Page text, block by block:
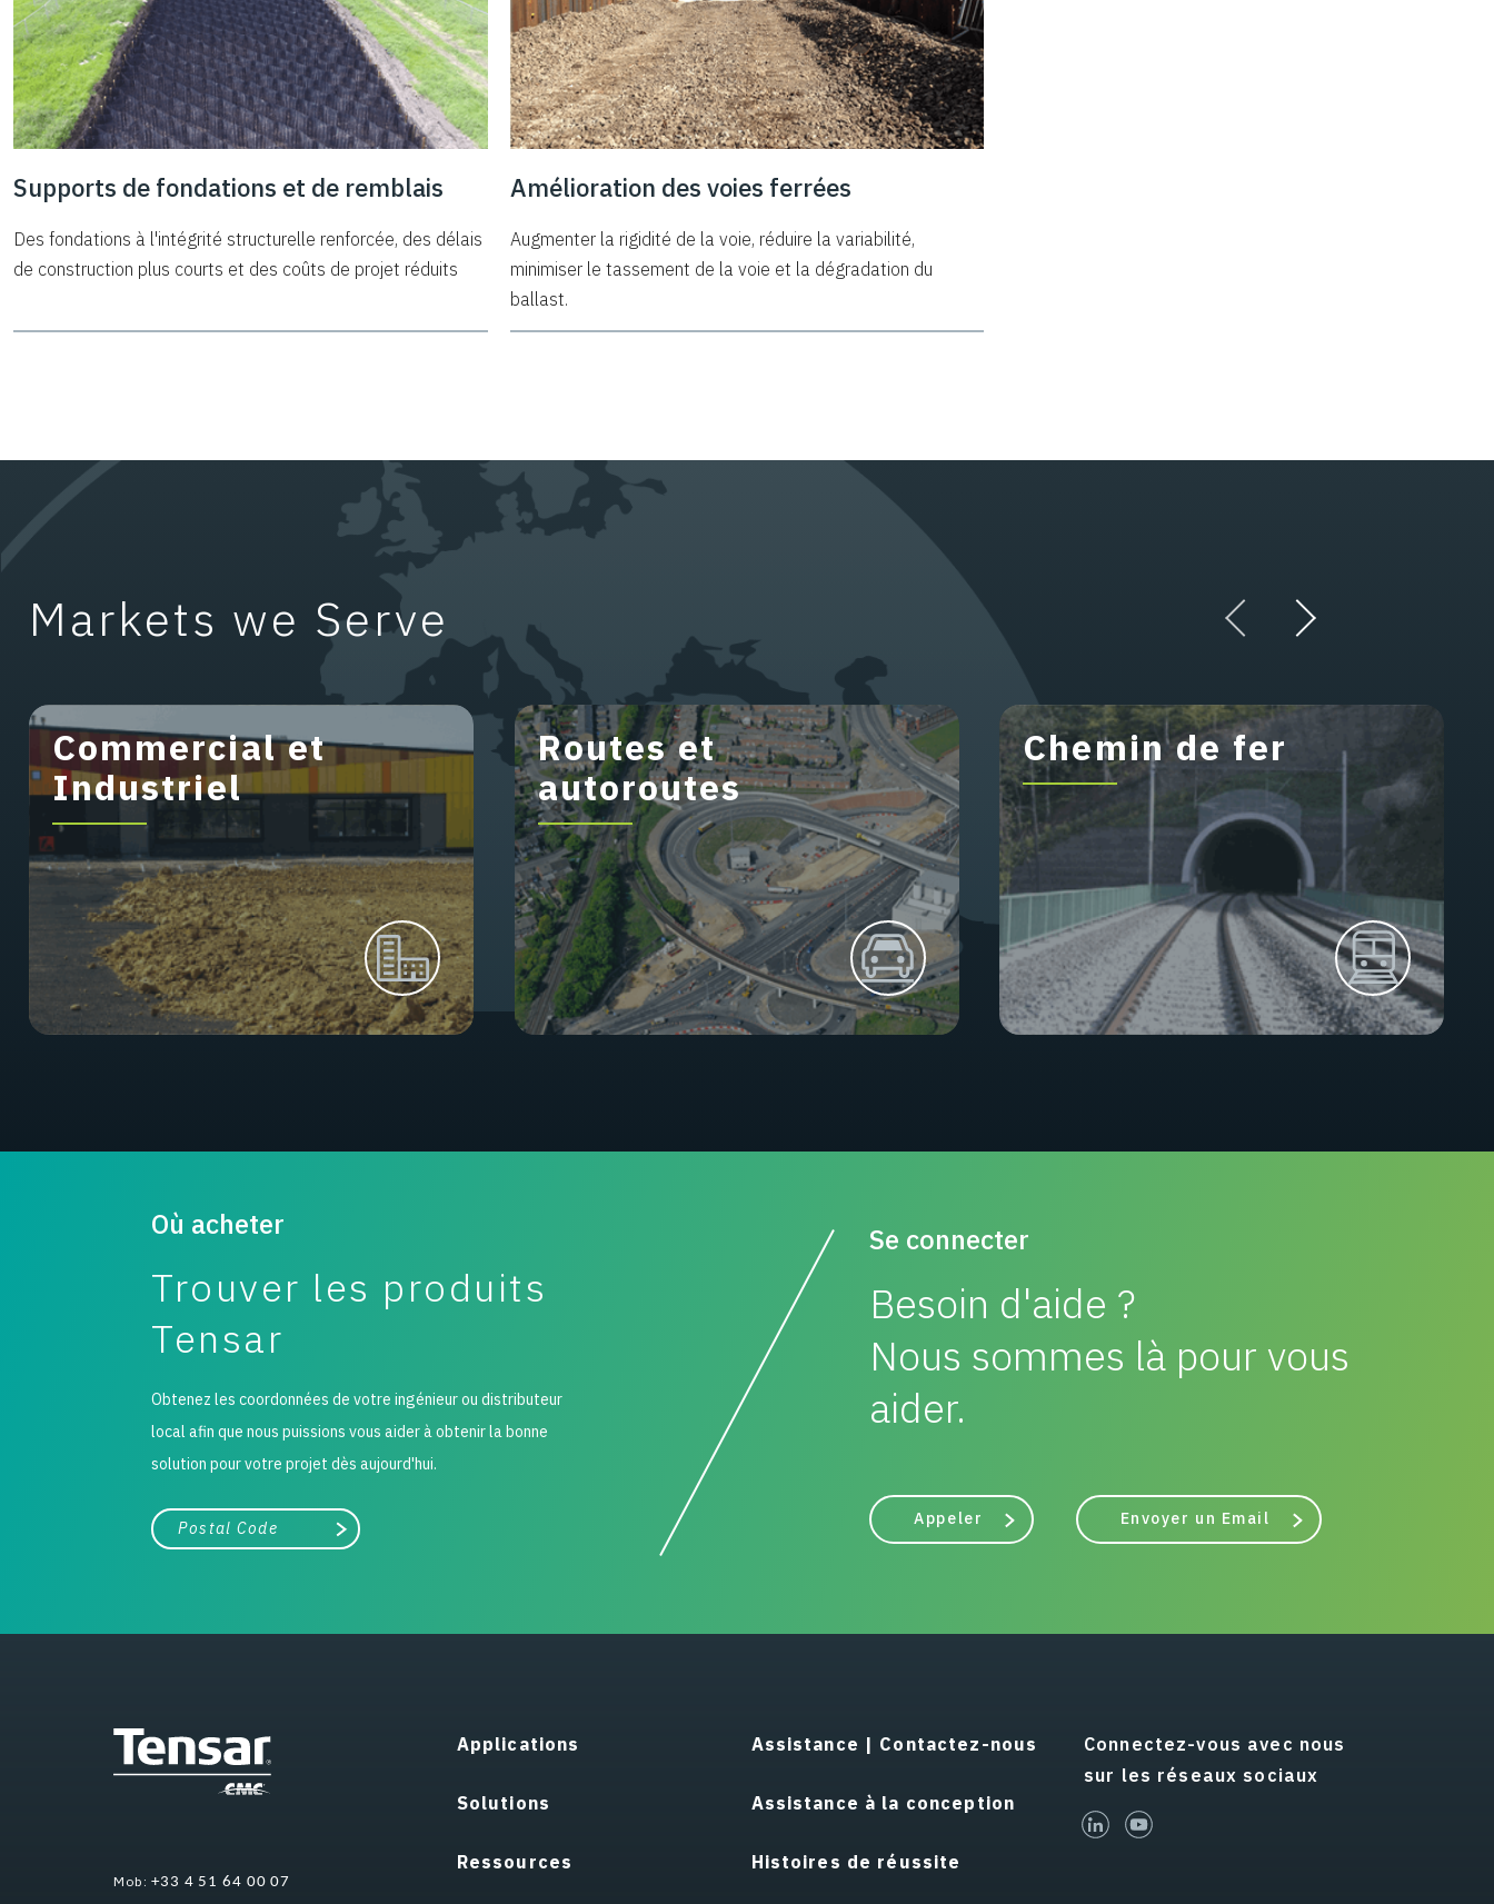
Supports de fondations et de remblais
Des fondations à l'intégrité structurelle renforcée, des délais
de construction plus courts et des coûts de projet réduits
Amélioration des voies ferrées
Augmenter la rigidité de la voie, réduire la variabilité,
minimiser le tassement de la voie et la dégradation du
ballast.
Markets we Serve
Commercial et
Industriel
Routes et
autoroutes
Chemin de fer
Où acheter
Trouver les produits
Tensar
Obtenez les coordonnées de votre ingénieur ou distributeur
local afin que nous puissions vous aider à obtenir la bonne
solution pour votre projet dès aujourd'hui.
Ville, état ou code postal
Chercher
Se connecter
Besoin d'aide ?
Nous sommes là pour vous
aider.
Appeler Envoyer un Email
Mob: +33 4 51 64 00 07
Applications
Solutions
Ressources
Assistance | Contactez-nous
Assistance à la conception
Histoires de réussite
Connectez-vous avec nous
sur les réseaux sociaux
linked-inyoutube